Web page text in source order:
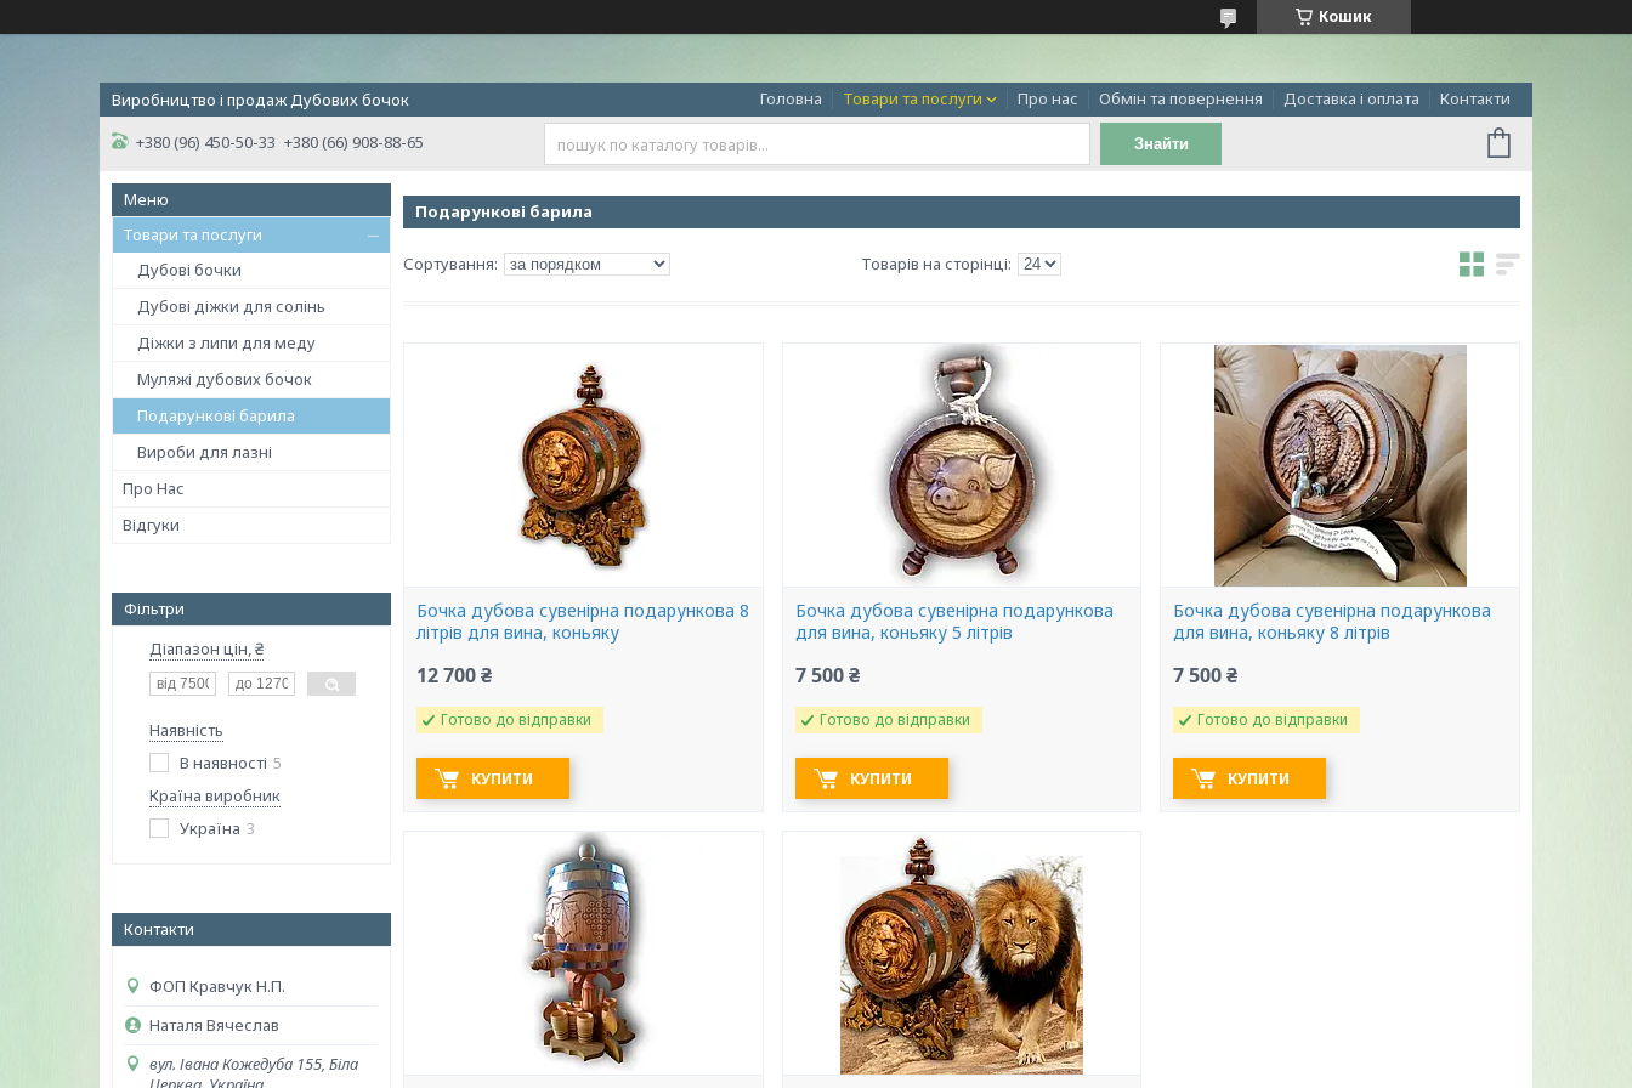
Кошик
Виробництво і продаж Дубових бочок Головна Товари та послуги Про нас Обмін та повернення Доставка і оплата Контакти
+380 (96) 450-50-33 +380 (66) 908-88-65 Знайти
Товари та послуги
Дубові бочки
Дубові діжки для солінь
Діжки з липи для меду
Муляжі дубових бочок
Подарункові барила
Вироби для лазні
Про Нас
Відгуки
Фільтри
Діапазон цін, ₴
Наявність
В наявності 5
Країна виробник
Україна 3
Контакти
ФОП Кравчук Н.П.
Наталя Вячеслав
вул. Івана Кожедуба 155, Біла
Подарункові барила
Бочка дубова сувенірна подарункова 8
літрів для вина, коньяку
12 700 ₴
Готово до відправки
КУПИТИ
Бочка дубова сувенірна подарункова
для вина, коньяку 5 літрів
7 500 ₴
Готово до відправки
КУПИТИ
Бочка дубова сувенірна подарункова
для вина, коньяку 8 літрів
7 500 ₴
Готово до відправки
КУПИТИ